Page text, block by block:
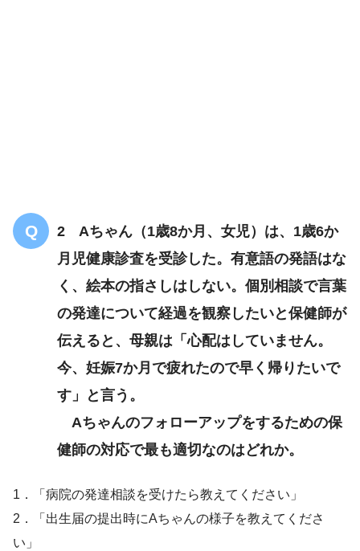
2 Aちゃん（1歳8か月、女児）は、1歳6か
月児健康診査を受診した。有意語の発語はな
く、絵本の指さしはしない。個別相談で言葉
の発達について経過を観察したいと保健師が
伝えると、母親は「心配はしていません。
今、妊娠7か月で疲れたので早く帰りたいで
す」と言う。
Aちゃんのフォローアップをするための保
健師の対応で最も適切なのはどれか。
1．「病院の発達相談を受けたら教えてください」
2．「出生届の提出時にAちゃんの様子を教えてくださ
い」